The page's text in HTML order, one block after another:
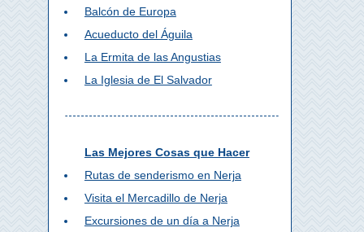
Balcón de Europa
Acueducto del Águila
La Ermita de las Angustias
La Iglesia de El Salvador
Las Mejores Cosas que Hacer
Rutas de senderismo en Nerja
Visita el Mercadillo de Nerja
Excursiones de un día a Nerja